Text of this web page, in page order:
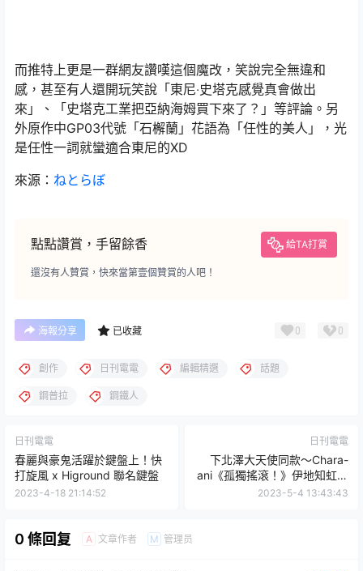
而推特上更是一群網友讚嘆這個魔改，笑說完全無違和
感，甚至有人還開玩笑說「東尼‧史塔克感覺真會做出
來」、「史塔克工業把亞納海姆買下來了？」等評論。另
外原作中GP03代號「石檞蘭」花語為「任性的美人」，光
是任性一詞就蠻適合東尼的XD
來源： ねとらぼ
點點讚賞，手留餘香 給TA打賞
還沒有人贊賞，快來當第壹個贊賞的人吧！
海報分享 已收藏 0 0
創作 日刊電電 編輯精選 話題
鋼普拉 鋼鐵人
日刊電電
春麗與豪鬼活躍於鍵盤上！快
打旋風 x Higround 聯名鍵盤
2023-4-18 21:14:52
日刊電電
下北澤大天使同款～Chara-
ani《孤獨搖滾！》伊地知虹夏
使用 耐衝撃 iPhone手機殼商
2023-5-4 13:43:43
0 條回复 A 文章作者 M 管理员